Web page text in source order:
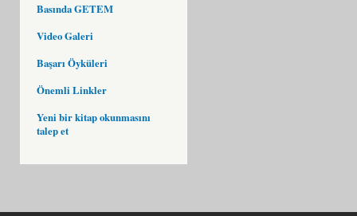
Basında GETEM
Video Galeri
Başarı Öyküleri
Önemli Linkler
Yeni bir kitap okunmasını
talep et